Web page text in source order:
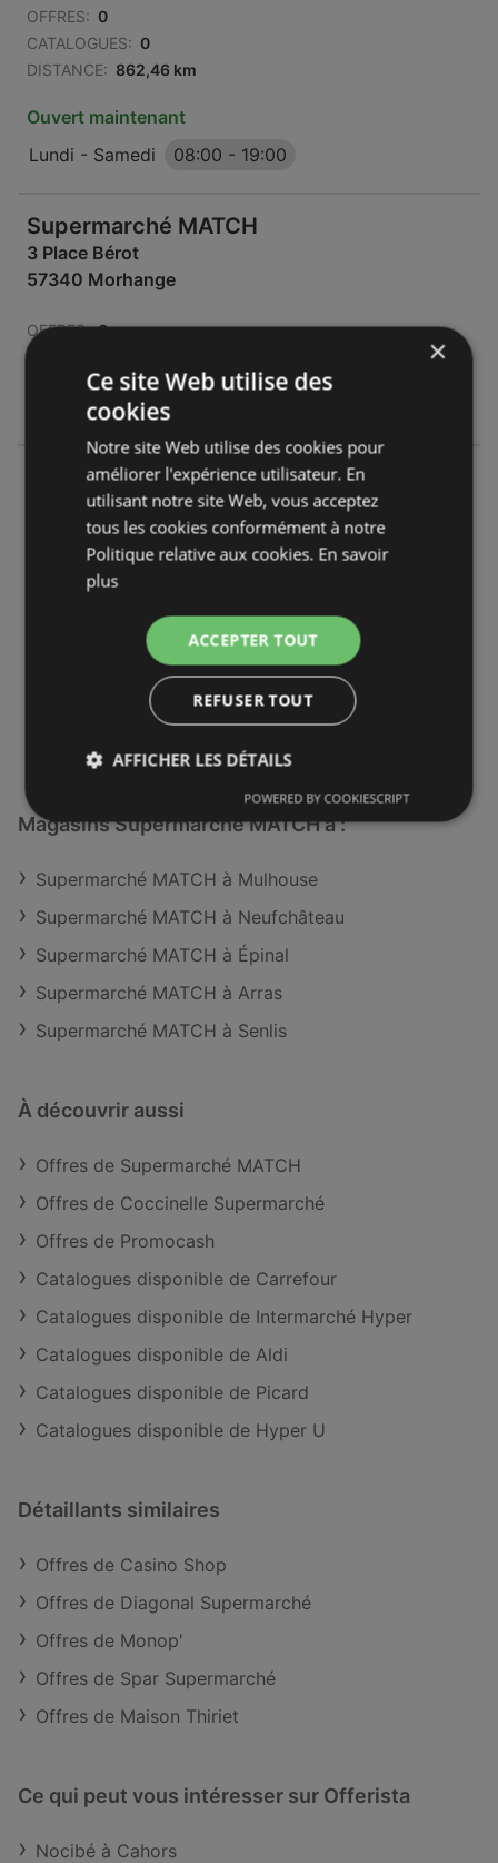
OFFRES: 0
CATALOGUES: 0
DISTANCE: 862,46 km
Ouvert maintenant
Lundi - Samedi
08:00 - 19:00
Supermarché MATCH
3 Place Bérot
57340 Morhange
OFFRES: 0
DISTANCE:
862,49 km
Supermarché MATCH
Rue Du Général Mangin
57500 Saint Avold
OFFRES: 0
868,32 km
Ouvert maintenant
Lundi - Samedi
08:00-20:00
Magasins Supermarché MATCH à :
Supermarché MATCH à Mulhouse
Supermarché MATCH à Neufchâteau
Supermarché MATCH à Épinal
Supermarché MATCH à Arras
Supermarché MATCH à Senlis
À découvrir aussi
Offres de Supermarché MATCH
Offres de Coccinelle Supermarché
Offres de Promocash
Catalogues disponible de Carrefour
Catalogues disponible de Intermarché Hyper
Catalogues disponible de Aldi
Catalogues disponible de Picard
Catalogues disponible de Hyper U
Détaillants similaires
Offres de Casino Shop
Offres de Diagonal Supermarché
Offres de Monop'
Offres de Spar Supermarché
Offres de Maison Thiriet
Ce qui peut vous intéresser sur Offerista
Nocibé à Cahors
×
Ce site Web utilise des
cookies
Notre site Web utilise des cookies pour
améliorer l'expérience utilisateur. En
utilisant notre site Web, vous acceptez
tous les cookies conformément à notre
Politique relative aux cookies. En savoir
plus
ACCEPTER TOUT
REFUSER TOUT
AFFICHER LES DÉTAILS
POWERED BY COOKIESCRIPT